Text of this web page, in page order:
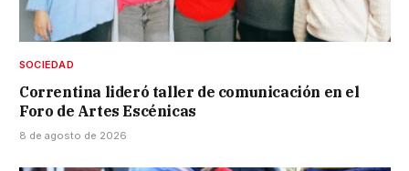
SOCIEDAD
Correntina lideró taller de comunicación en el
Foro de Artes Escénicas
8 de agosto de 2026